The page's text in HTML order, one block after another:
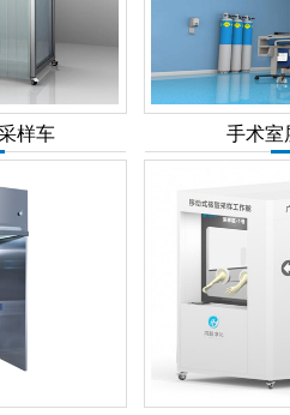
样车 手术室